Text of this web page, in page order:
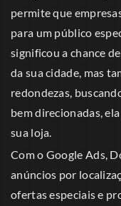
permite que
para um público
significou a chance
da sua cidade, mas
redondezas,
bem direcionadas,
sua loja.
Com o Google Ads,
anúncios por
ofertas especiais e